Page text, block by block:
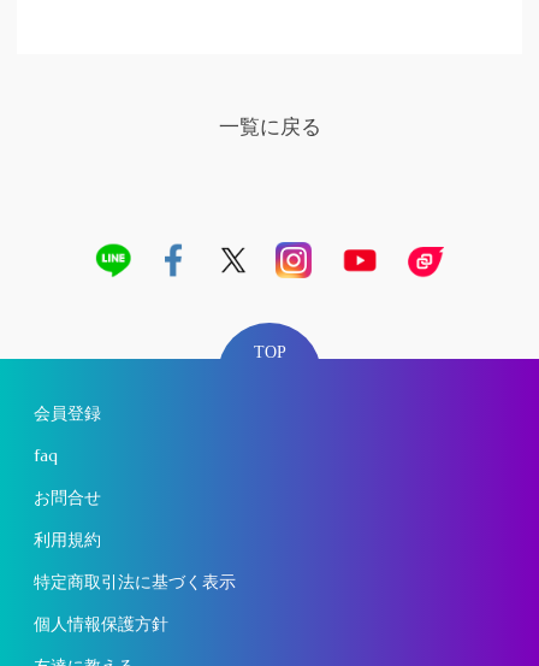
一覧に戻る
TOP
会員登録
faq
お問合せ
利用規約
特定商取引法に基づく表示
個人情報保護方針